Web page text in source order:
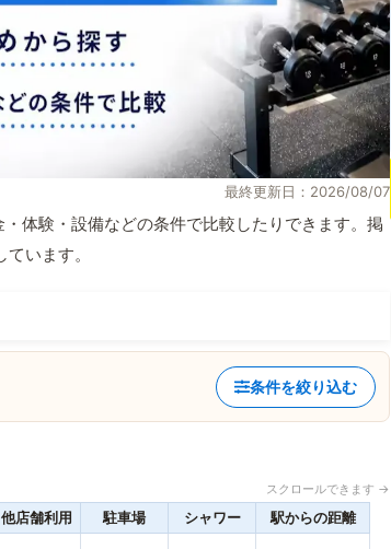
最終更新日：2026/08/07
体験・設備などの条件で比較したりできます。掲
います。
条件を絞り込む
スクロールできます →
他店舗利用 駐車場 シャワー 駅からの距離